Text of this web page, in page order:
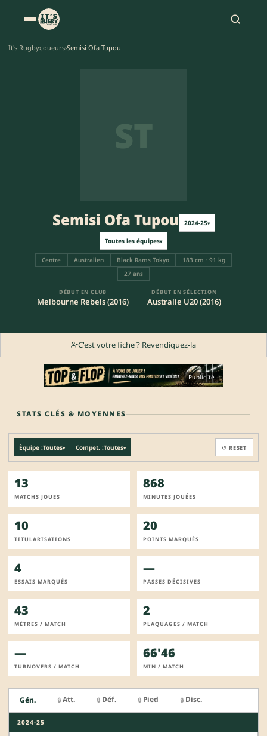
It's Rugby›Joueurs›Semisi Ofa Tupou
ST
Semisi Ofa Tupou 2024-25▾
Toutes les équipes▾
Centre Australien Black Rams Tokyo
183 cm · 91 kg
27 ans
DÉBUT EN CLUB
Melbourne Rebels (2016)
DÉBUT EN SÉLECTION
Australie U20 (2016)
C'est votre fiche ? Revendiquez-la
Publicité
STATS CLÉS & MOYENNES
Équipe :Toutes▾ Compet. :Toutes▾ ↺ RESET
13
MATCHS JOUES
868
MINUTES JOUÉES
10
TITULARISATIONS
20
POINTS MARQUÉS
4
ESSAIS MARQUÉS
—
PASSES DÉCISIVES
43
MÈTRES / MATCH
2
PLAQUAGES / MATCH
—
TURNOVERS / MATCH
66'46
MIN / MATCH
Gén. 🔒 Att. 🔒 Déf. 🔒 Pied 🔒 Disc.
2024-25